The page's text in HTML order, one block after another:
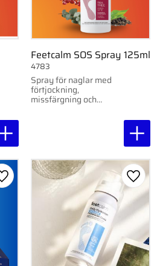
Feetcalm SOS Spray 125ml
Spray för naglar med
förtjockning,
missfärgning och
4783
Lägg till i favoriter Lägg